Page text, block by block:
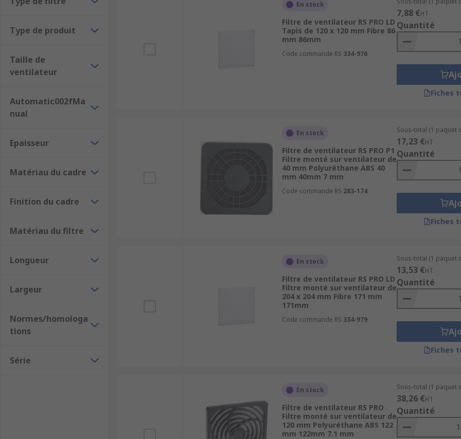
Type de produit
Taille de
ventilateur
Automatic002fMa
nual
Epaisseur
Matériau du cadre
Finition du cadre
Matériau du filtre
Longueur
Largeur
Normes/homologa
tions
Série
En stock
Filtre de ventilateur RS PRO LD
Tapis de 120 x 120 mm Fibre 86
mm 86mm
Code commande RS 334-976
7,88 €HT
Quantité
Fiches
En stock
Filtre de ventilateur RS PRO P1
Filtre monté sur ventilateur de
40 mm Polyuréthane ABS 40
mm 40mm 7 mm
Code commande RS 283-174
Sous-total (1 paquet
17,23 €HT
Quantité
Fiches
En stock
Filtre de ventilateur RS PRO LD
Filtre monté sur ventilateur de
204 x 204 mm Fibre 171 mm
171mm
Code commande RS 334-979
Sous-total (1 paquet
13,53 €HT
Quantité
Fiches
En stock
Filtre de ventilateur RS PRO
Filtre monté sur ventilateur de
120 mm Polyuréthane ABS 122
mm 122mm 7.1 mm
Sous-total (1 paquet
38,26 €HT
Quantité